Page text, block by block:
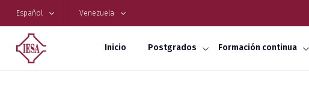
Español Venezuela
Inicio Postgrados Formación continua